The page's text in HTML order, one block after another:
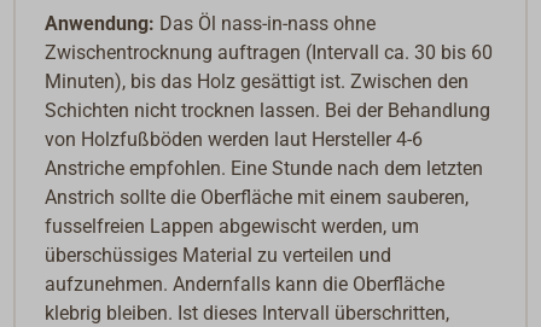
Anwendung: Das Öl nass-in-nass ohne
Zwischentrocknung auftragen (Intervall ca. 30 bis 60
Minuten), bis das Holz gesättigt ist. Zwischen den
Schichten nicht trocknen lassen. Bei der Behandlung
von Holzfußböden werden laut Hersteller 4-6
Anstriche empfohlen. Eine Stunde nach dem letzten
Anstrich sollte die Oberfläche mit einem sauberen,
fusselfreien Lappen abgewischt werden, um
überschüssiges Material zu verteilen und
aufzunehmen. Andernfalls kann die Oberfläche
klebrig bleiben. Ist dieses Intervall überschritten,